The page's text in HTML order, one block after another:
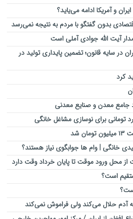
و آمریکا ادامه می‌یاید؟
بدون گفتگو با مردم به نتیجه نمی‌رسد
آیت الله جوادی آملی است
در سایه قانون؛ تضمین پایداری تولید در
کرد
جامع معدن و صنایع معدنی
شد
خانگی | وام ها جوابگوی نیاز هستند؟
محل ورود موقت تا پایان خرداد وقت دارد
است؟
حلال می‌کند ولی فراموش نمی‌کند